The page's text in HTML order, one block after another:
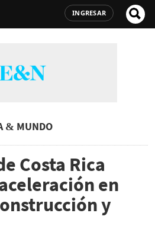
INGRESAR
& MUNDO
Costa Rica
en
y